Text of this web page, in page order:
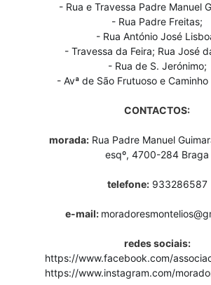
- Rua e Travessa Padre Manuel
- Rua Padre Freitas;
- Rua António José
- Travessa da Feira; Rua José
- Rua de S. Jerónimo;
- Avª de São Frutuoso e
CONTACTOS:
morada: Rua Padre Manuel
esqº, 4700-284 Braga
telefone:933286587
e-mail: m
redes sociais:
https://www.facebook.com/
https://www.instagram.com/